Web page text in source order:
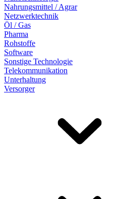
Nahrungsmittel / Agrar
Netzwerktechnik
Öl / Gas
Pharma
Rohstoffe
Software
Sonstige Technologie
Telekommunikation
Unterhaltung
Versorger